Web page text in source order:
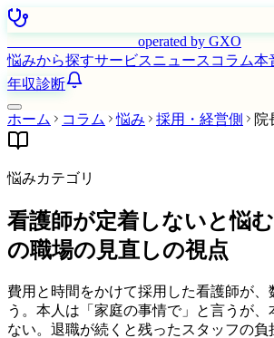
operated by GXO
悩みから探すサービスニュース コラム本
年収診断
ホーム コラム 悩み 採用・経営側 院
悩みカテゴリ
看護師が定着しないと悩
の職場の見直しの視点
費用と時間をかけて採用した看護師が、
う。本人は「家庭の事情で」と言うが、
ない。退職が続くと残ったスタッフの